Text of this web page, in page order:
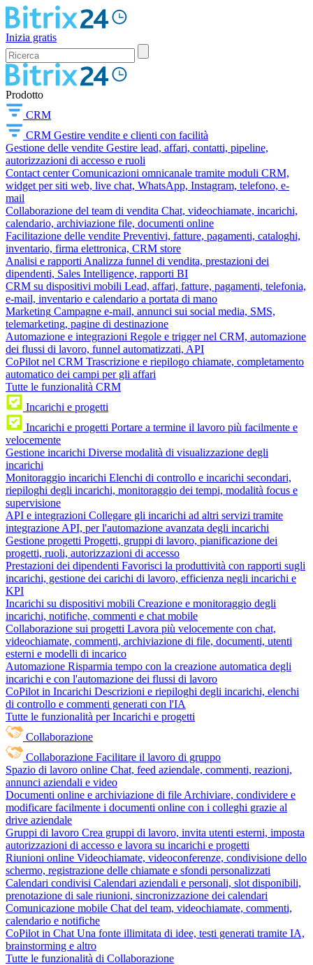
Inizia gratis
Prodotto
CRM
CRM Gestire vendite e clienti con facilità
Gestione delle vendite Gestire lead, affari, contatti, pipeline,
autorizzazioni di accesso e ruoli
Contact center Comunicazioni omnicanale tramite moduli CRM,
widget per siti web, live chat, WhatsApp, Instagram, telefono, e-
mail
Collaborazione del team di vendita Chat, videochiamate, incarichi,
calendario, archiviazione file, documenti online
Facilitazione delle vendite Preventivi, fatture, pagamenti, cataloghi,
inventario, firma elettronica, CRM store
Analisi e rapporti Analizza funnel di vendita, prestazioni dei
dipendenti, Sales Intelligence, rapporti BI
CRM su dispositivi mobili Lead, affari, fatture, pagamenti, telefonia,
e-mail, inventario e calendario a portata di mano
Marketing Campagne e-mail, annunci sui social media, SMS,
telemarketing, pagine di destinazione
Automazione e integrazioni Regole e trigger nel CRM, automazione
dei flussi di lavoro, funnel automatizzati, API
CoPilot nel CRM Trascrizione e riepilogo chiamate, completamento
automatico dei campi per gli affari
Tutte le funzionalità CRM
Incarichi e progetti
Incarichi e progetti Portare a termine il lavoro più facilmente e
velocemente
Gestione incarichi Diverse modalità di visualizzazione degli
incarichi
Monitoraggio incarichi Elenchi di controllo e incarichi secondari,
riepiloghi degli incarichi, monitoraggio dei tempi, modalità focus e
supervisione
API e integrazioni Collegare gli incarichi ad altri servizi tramite
integrazione API, per l'automazione avanzata degli incarichi
Gestione progetti Progetti, gruppi di lavoro, pianificazione dei
progetti, ruoli, autorizzazioni di accesso
Prestazioni dei dipendenti Favorisci la produttività con rapporti sugli
incarichi, gestione dei carichi di lavoro, efficienza negli incarichi e
KPI
Incarichi su dispositivi mobili Creazione e monitoraggio degli
incarichi, notifiche, commenti e chat mobile
Collaborazione sui progetti Lavora più velocemente con chat,
videochiamate, commenti, archiviazione di file, documenti, utenti
esterni e modelli di incarico
Automazione Risparmia tempo con la creazione automatica degli
incarichi e con l'automazione dei flussi di lavoro
CoPilot in Incarichi Descrizioni e riepiloghi degli incarichi, elenchi
di controllo e commenti generati con l'IA
Tutte le funzionalità per Incarichi e progetti
Collaborazione
Collaborazione Facilitare il lavoro di gruppo
Spazio di lavoro online Chat, feed aziendale, commenti, reazioni,
annunci aziendali e video
Documenti online e archiviazione di file Archiviare, condividere e
modificare facilmente i documenti online con i colleghi grazie al
drive aziendale
Gruppi di lavoro Crea gruppi di lavoro, invita utenti esterni, imposta
autorizzazioni di accesso e lavora su incarichi e progetti
Riunioni online Videochiamate, videoconferenze, condivisione dello
schermo, registrazione delle chiamate e sfondi personalizzati
Calendari condivisi Calendari aziendali e personali, slot disponibili,
prenotazione di sale riunioni, sincronizzazione dei calendari
Comunicazione mobile Chat del team, videochiamate, commenti,
calendario e notifiche
CoPilot in Chat Una fonte illimitata di idee, testi generati tramite IA,
brainstorming e altro
Tutte le funzionalità di Collaborazione